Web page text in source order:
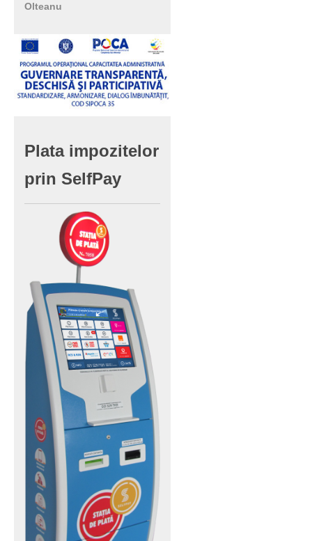
Olteanu
Plata impozitelor
prin SelfPay